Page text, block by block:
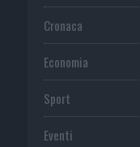
Cronaca
Economia
Sport
Eventi